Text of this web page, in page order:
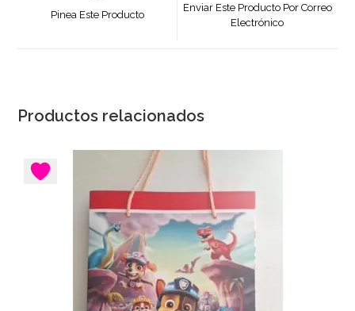
Pinea Este Producto
Enviar Este Producto Por Correo
Electrónico
Productos relacionados